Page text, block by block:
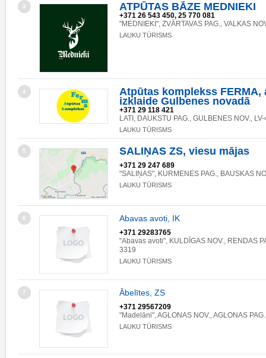
3 ATPŪTAS BĀZE MEDNIEKI
+371 26 543 450, 25 770 081
"MEDNIEKI", ZVĀRTAVAS PAG., VALKAS
LAUKU TŪRISMS
4
Atpūtas komplekss FERMA,
izklaide Gulbenes novadā
+371 29 118 421
LATI, DAUKSTU PAG., GULBENES NOV.,
LAUKU TŪRISMS
5 SALIŅAS ZS, viesu mājas
+371 29 247 689
"SALIŅAS", KURMENES PAG., BAUSKAS
LAUKU TŪRISMS
6 Abavas avoti, IK
+371 29283765
"Abavas avoti", KULDĪGAS NOV., RENDAS
3319
LAUKU TŪRISMS
7 Ābelītes, ZS
+371 29567209
"Madelāni", AGLONAS NOV., AGLONAS
LAUKU TŪRISMS